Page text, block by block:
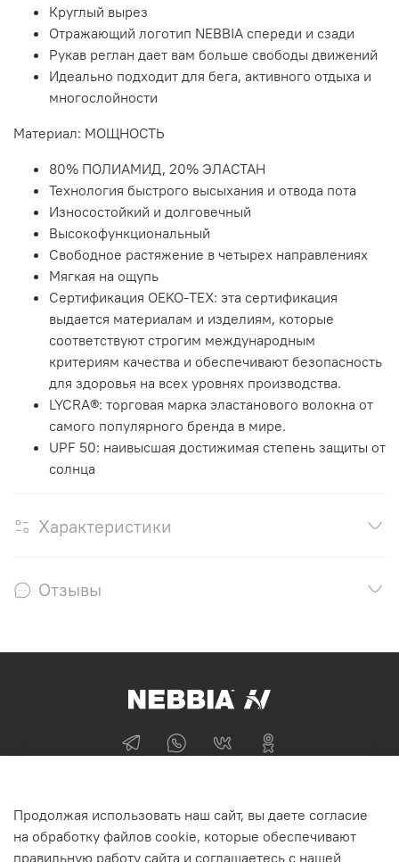
Круглый вырез
Отражающий логотип NEBBIA спереди и сзади
Рукав реглан дает вам больше свободы движений
Идеально подходит для бега, активного отдыха и
многослойности
Материал: МОЩНОСТЬ
80% ПОЛИАМИД, 20% ЭЛАСТАН
Технология быстрого высыхания и отвода пота
Износостойкий и долговечный
Высокофункциональный
Свободное растяжение в четырех направлениях
Мягкая на ощупь
Сертификация OEKO-TEX: эта сертификация
выдается материалам и изделиям, которые
соответствуют строгим международным
критериям качества и обеспечивают безопасность
для здоровья на всех уровнях производства.
LYCRA®: торговая марка эластанового волокна от
самого популярного бренда в мире.
UPF 50: наивысшая достижимая степень защиты от
солнца
Характеристики
Отзывы
+74955870705
г Москва
Продолжая использовать наш сайт, вы даете согласие
на обработку файлов cookie, которые обеспечивают
правильную работу сайта и соглашаетесь с нашей